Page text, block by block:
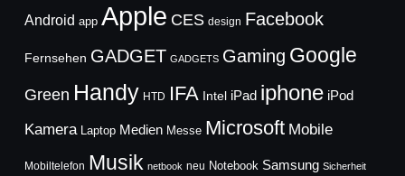
Android app Apple CES design Facebook
Fernsehen GADGET GADGETS Gaming Google
Green Handy HTD IFA Intel iPad iphone iPod
Kamera Laptop Medien Messe Microsoft Mobile
Mobiltelefon Musik netbook neu Notebook Samsung Sicherheit